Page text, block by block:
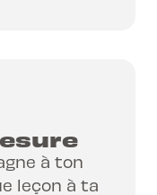
à ton
leçon à ta